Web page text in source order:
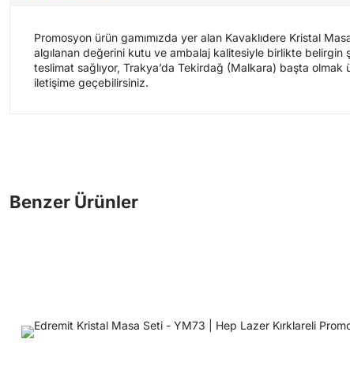
Promosyon ürün gamımızda yer alan Kavaklıdere Kristal
algılanan değerini kutu ve ambalaj kalitesiyle birlikte belirgin
teslimat sağlıyor, Trakya’da Tekirdağ (Malkara) başta
iletişime geçebilirsiniz.